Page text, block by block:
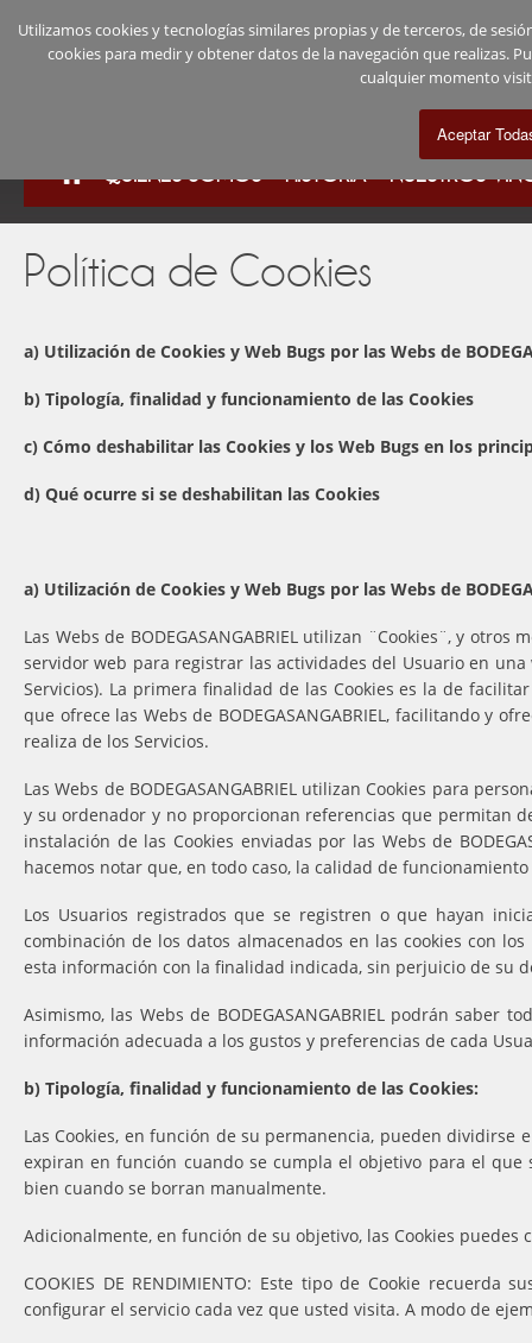
QUIÉNES SOMOS HISTORIA NUESTROS
Política de Cookies
a) Utilización de Cookies y Web Bugs por las Webs de
b) Tipología, finalidad y funcionamiento de las Cookies
c) Cómo deshabilitar las Cookies y los Web Bugs en los
d) Qué ocurre si se deshabilitan las Cookies
a) Utilización de Cookies y Web Bugs por las Webs de
Las Webs de BODEGASANGABRIEL utilizan ¨Cookies¨, y
servidor web para registrar las actividades del Usuario en una
Servicios). La primera finalidad de las Cookies es la de
que ofrece las Webs de BODEGASANGABRIEL, facilitando y
realiza de los Servicios.
Las Webs de BODEGASANGABRIEL utilizan Cookies para
y su ordenador y no proporcionan referencias que permitan
instalación de las Cookies enviadas por las Webs de
hacemos notar que, en todo caso, la calidad de
Los Usuarios registrados que se registren o que hayan
combinación de los datos almacenados en las cookies con
esta información con la finalidad indicada, sin perjuicio de su
Asimismo, las Webs de BODEGASANGABRIEL podrán saber
información adecuada a los gustos y preferencias de cada
b) Tipología, finalidad y funcionamiento de las Cookies:
Las Cookies, en función de su permanencia, pueden dividirse
expiran en función cuando se cumpla el objetivo para el que
bien cuando se borran manualmente.
Adicionalmente, en función de su objetivo, las Cookies puedes
COOKIES DE RENDIMIENTO: Este tipo de Cookie
configurar el servicio cada vez que usted visita. A modo de
Utilizamos cookies y tecnologías similares propias y de terceros, de
cookies para medir y obtener datos de la navegación que realizas.
cualquier momento